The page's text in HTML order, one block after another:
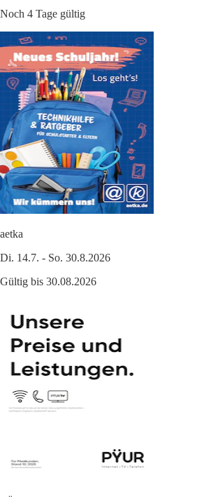
Noch 4 Tage gültig
aetka
Di. 14.7. - So. 30.8.2026
Gültig bis 30.08.2026